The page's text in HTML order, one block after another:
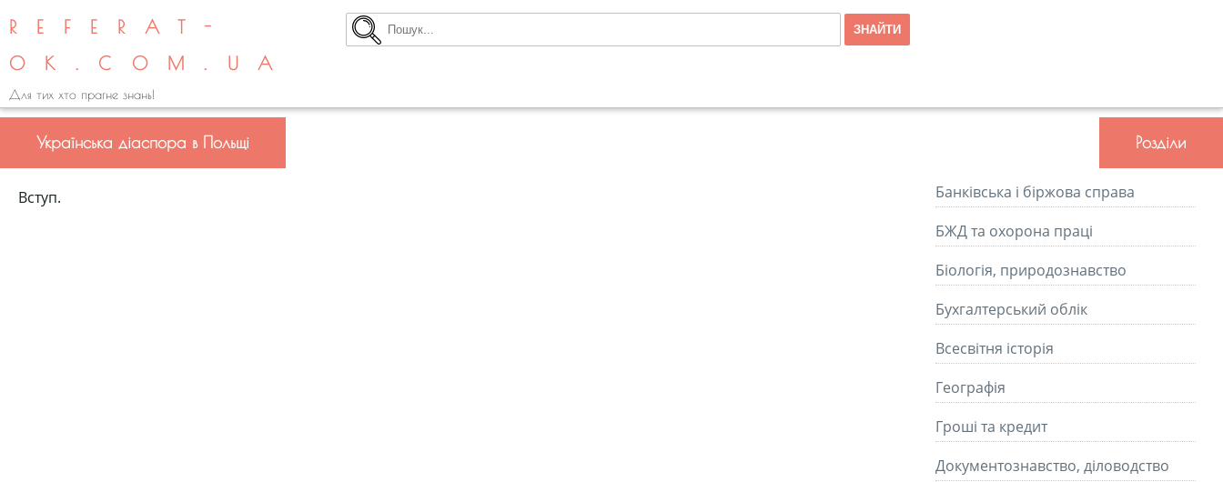
REFERAT-
OK.COM.UA
Для тих хто прагне знань!
Українська діаспора в Польщі
Вступ.
Розділи
Банківська і біржова справа
БЖД та охорона праці
Біологія, природознавство
Бухгалтерський облік
Всесвітня історія
Географія
Гроші та кредит
Документознавство, діловодство